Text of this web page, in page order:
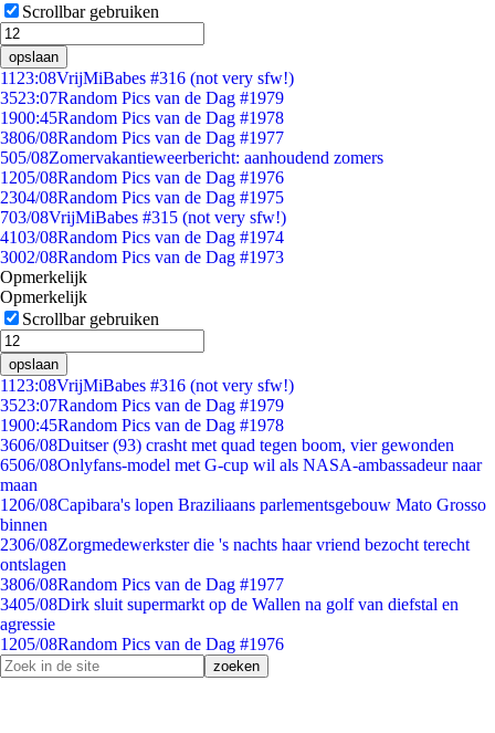
Scrollbar gebruiken
opslaan
11 23:08VrijMiBabes #316 (not very sfw!)
3523:07Random Pics van de Dag #1979
1900:45Random Pics van de Dag #1978
3806/08Random Pics van de Dag #1977
505/08Zomervakantieweerbericht: aanhoudend zomers
1205/08Random Pics van de Dag #1976
2304/08Random Pics van de Dag #1975
703/08VrijMiBabes #315 (not very sfw!)
4103/08Random Pics van de Dag #1974
3002/08Random Pics van de Dag #1973
Opmerkelijk
Opmerkelijk
Scrollbar gebruiken
opslaan
11 23:08VrijMiBabes #316 (not very sfw!)
3523:07Random Pics van de Dag #1979
1900:45Random Pics van de Dag #1978
3606/08Duitser (93) crasht met quad tegen boom, vier gewonden
6506/08Onlyfans-model met G-cup wil als NASA-ambassadeur naar
maan
1206/08Capibara's lopen Braziliaans parlementsgebouw Mato Grosso
binnen
2306/08Zorgmedewerkster die 's nachts haar vriend bezocht terecht
ontslagen
3806/08Random Pics van de Dag #1977
3405/08Dirk sluit supermarkt op de Wallen na golf van diefstal en
agressie
1205/08Random Pics van de Dag #1976